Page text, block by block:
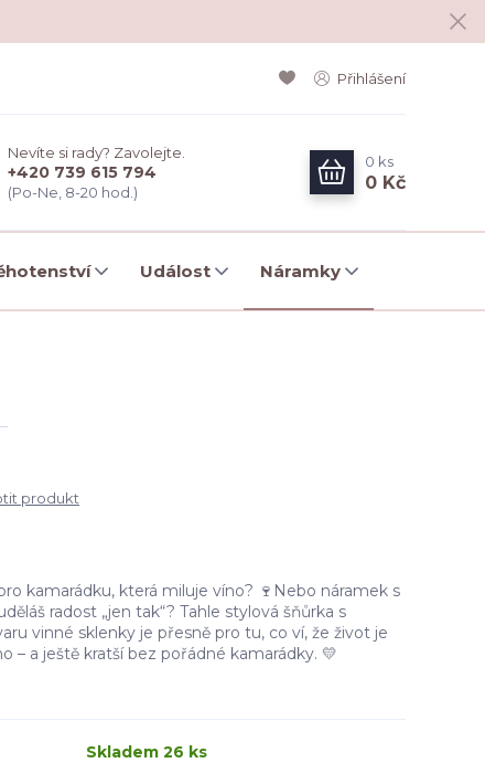
Přihlášení
Nevíte si rady? Zavolejte.
+420 739 615 794
(Po-Ne, 8-20 hod.)
0 ks
0 Kč
Událost Náramky
produkt
kamarádku, která miluje víno? 🍷Nebo náramek s
radost „jen tak“? Tahle stylová šňůrka s
vinné sklenky je přesně pro tu, co ví, že život je
– a ještě kratší bez pořádné kamarádky. 💛
Skladem 26 ks